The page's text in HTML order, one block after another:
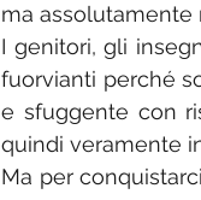
ma assolutamente
I genitori, gli
fuorvianti perché
e sfuggente con
quindi veramente
Ma per